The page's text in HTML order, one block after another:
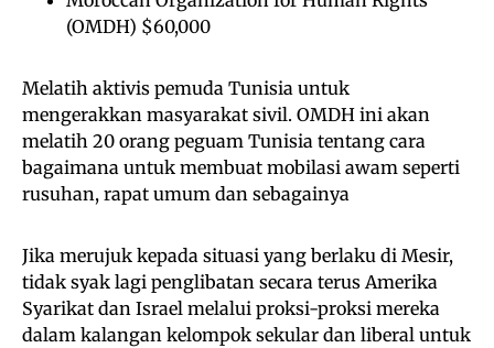
(OMDH) $60,000
Melatih aktivis pemuda Tunisia untuk
mengerakkan masyarakat sivil. OMDH ini akan
melatih 20 orang peguam Tunisia tentang cara
bagaimana untuk membuat mobilasi awam seperti
rusuhan, rapat umum dan sebagainya
Jika merujuk kepada situasi yang berlaku di Mesir,
tidak syak lagi penglibatan secara terus Amerika
Syarikat dan Israel melalui proksi-proksi mereka
dalam kalangan kelompok sekular dan liberal untuk